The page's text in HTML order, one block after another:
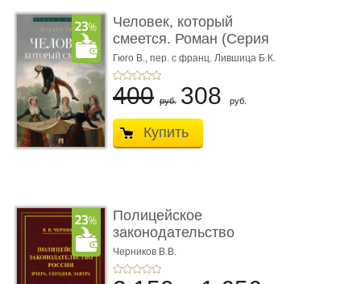
Человек, который
смеется. Роман (Серия
«Роман с ...
Гюго В., пер. с франц. Лившица Б.К.
400 руб. 308 руб.
Купить
Полицейское
законодательство
России: вчера, с� ...
Черников В.В.